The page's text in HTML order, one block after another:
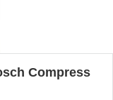
Compress